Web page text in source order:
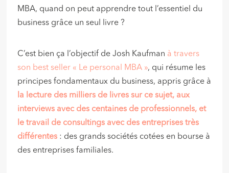
MBA, quand on peut apprendre tout l’essentiel du
business grâce un seul livre ?
C’est bien ça l’objectif de Josh Kaufman à travers
son best seller « Le personal MBA », qui résume les
principes fondamentaux du business, appris grâce à
la lecture des milliers de livres sur ce sujet, aux
interviews avec des centaines de professionnels, et
le travail de consultings avec des entreprises très
différentes : des grands sociétés cotées en bourse à
des entreprises familiales.